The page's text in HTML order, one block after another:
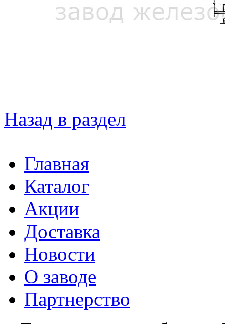
Назад в раздел
Главная
Каталог
Акции
Доставка
Новости
О заводе
Партнерство